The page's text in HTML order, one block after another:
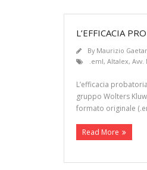
L’EFFICACIA
By Maurizio
.eml, Altalex, Avv.
L’efficacia
gruppo Wolters
formato originale
Read More